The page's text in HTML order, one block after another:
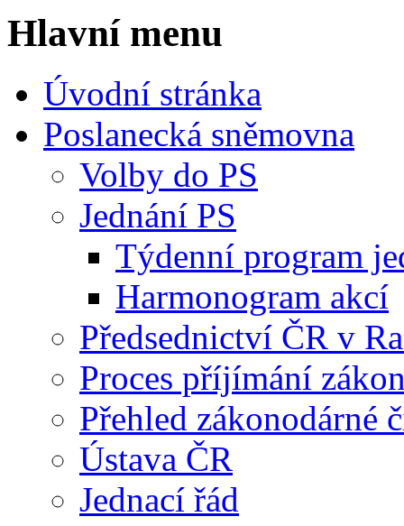
Hlavní menu
Úvodní stránka
Poslanecká sněmovna
Volby do PS
Jednání PS
Týdenní program
Harmonogram akcí
Předsednictví ČR v
Proces příjímání
Přehled zákonodárné
Ústava ČR
Jednací řád